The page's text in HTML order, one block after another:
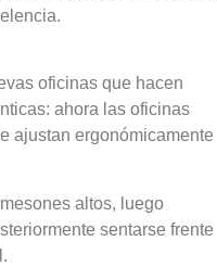
oficinas que hacen
ahora las oficinas
ajustan ergonómicamente
altos, luego
sentarse frente